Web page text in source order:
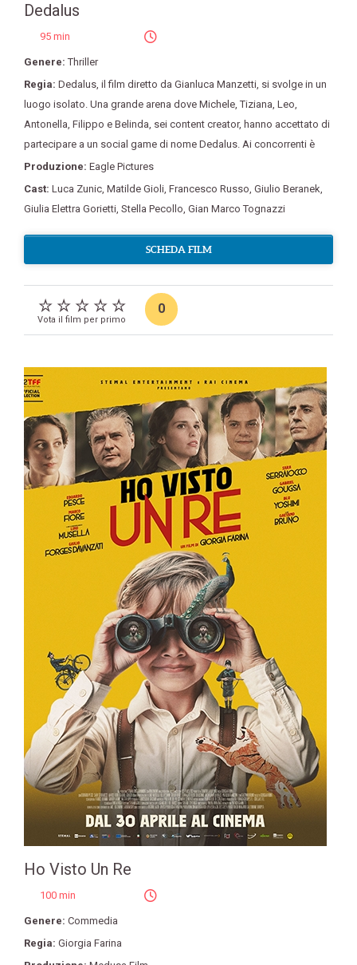
Dedalus
95 min
Genere:Thriller
Regia: Dedalus, il film diretto da Gianluca Manzetti, si svolge in un
luogo isolato. Una grande arena dove Michele,Tiziana, Leo,
Antonella, Filippo e Belinda, sei content creator, hanno accettato di
partecipare a un social game di nome Dedalus. Ai concorrenti è
Produzione: Eagle Pictures
Cast: Luca Zunic, Matilde Gioli, Francesco Russo, Giulio Beranek,
Giulia Elettra Gorietti, Stella Pecollo, Gian Marco Tognazzi
SCHEDA FILM
Vota il film per primo
0
Ho Visto Un Re
100 min
Genere: Commedia
Regia: Giorgia Farina